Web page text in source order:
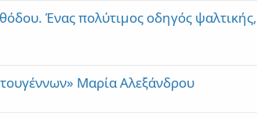
Ένας πολύτιμος οδηγός ψαλτικής,
Μαρία Αλεξάνδρου